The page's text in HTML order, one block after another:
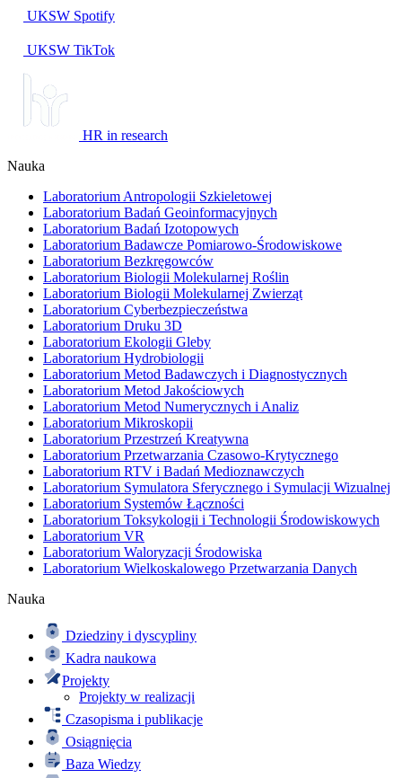
UKSW Spotify
UKSW TikTok
HR in research
Nauka
Laboratorium Antropologii Szkieletowej
Laboratorium Badań Geoinformacyjnych
Laboratorium Badań Izotopowych
Laboratorium Badawcze Pomiarowo-Środowiskowe
Laboratorium Bezkręgowców
Laboratorium Biologii Molekularnej Roślin
Laboratorium Biologii Molekularnej Zwierząt
Laboratorium Cyberbezpieczeństwa
Laboratorium Druku 3D
Laboratorium Ekologii Gleby
Laboratorium Hydrobiologii
Laboratorium Metod Badawczych i Diagnostycznych
Laboratorium Metod Jakościowych
Laboratorium Metod Numerycznych i Analiz
Laboratorium Mikroskopii
Laboratorium Przestrzeń Kreatywna
Laboratorium Przetwarzania Czasowo-Krytycznego
Laboratorium RTV i Badań Medioznawczych
Laboratorium Symulatora Sferycznego i Symulacji Wizualnej
Laboratorium Systemów Łączności
Laboratorium Toksykologii i Technologii Środowiskowych
Laboratorium VR
Laboratorium Waloryzacji Środowiska
Laboratorium Wielkoskalowego Przetwarzania Danych
Nauka
Dziedziny i dyscypliny
Kadra naukowa
Projekty
Projekty w realizacji
Czasopisma i publikacje
Osiągnięcia
Baza Wiedzy